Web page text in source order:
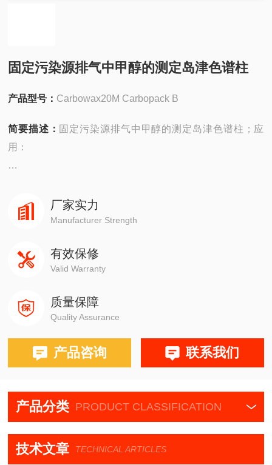
固定污染源排气中甲醇的测定岛津色谱柱
产品型号： Carbowax20M Carbopack B
简要描述： 固定污染源排气中甲醇的测定岛津色谱柱；应
用：
4890,5890,6890,7820,7890,8860,8890
赛默飞1310,1300,1610,1600
瓦里安3800系列
布鲁克PE580,590,680,690
厂家实力
Manufacturer Strength
有效保修
Valid Warranty
质量保障
Quality Assurance
产品咨询 联系我们
产品分类 PRODUCT CLASSIFICATION
技术文章 TECHNICAL ARTICLES